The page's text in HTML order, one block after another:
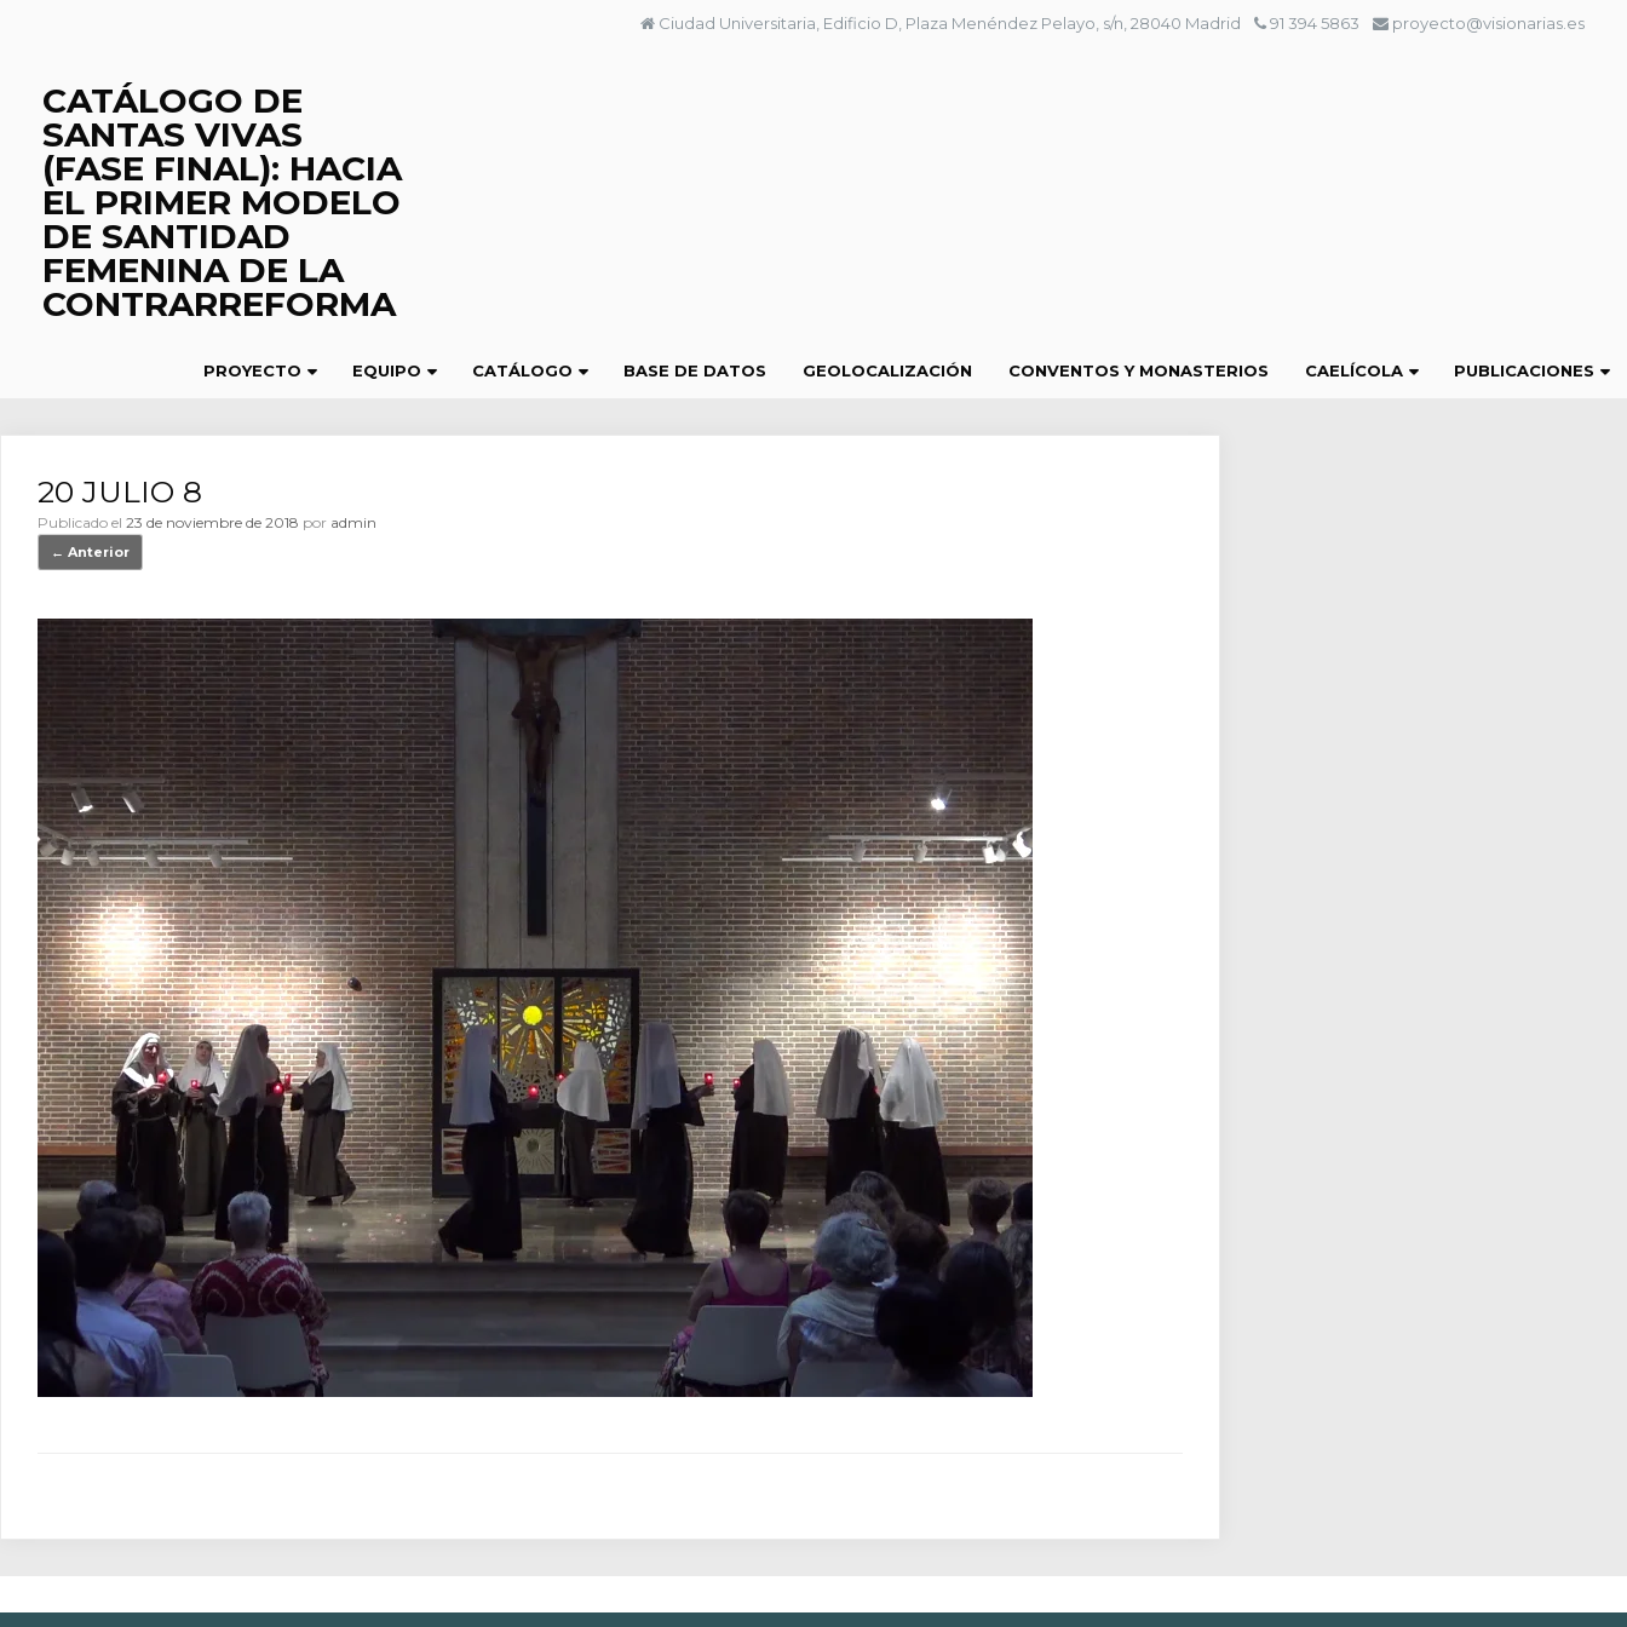
Ciudad Universitaria, Edificio D, Plaza Menéndez Pelayo, s/n, 28040 Madrid 91 394 5863 proyecto@visionarias.es
CATÁLOGO DE
SANTAS VIVAS
(FASE FINAL): HACIA
EL PRIMER MODELO
DE SANTIDAD
FEMENINA DE LA
CONTRARREFORMA
PROYECTO EQUIPO CATÁLOGO BASE DE DATOS GEOLOCALIZACIÓN CONVENTOS Y MONASTERIOS CAELÍCOLA PUBLICACIONES
20 JULIO 8
Publicado el23 de noviembre de 2018 por admin
← Anterior